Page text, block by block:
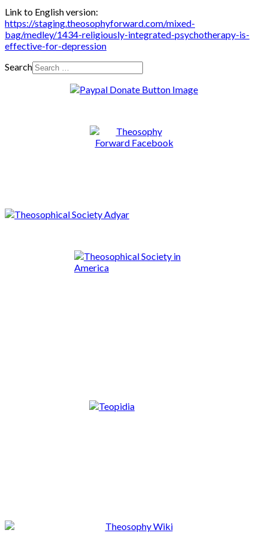
Link to English version:
https://staging.theosophyforward.com/mixed-
bag/medley/1434-religiously-integrated-psychotherapy-is-
effective-for-depression
Search